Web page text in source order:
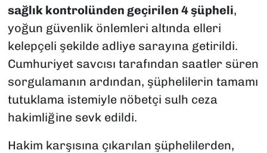
sağlık kontrolünden geçirilen 4 şüpheli,
yoğun güvenlik önlemleri altında elleri
kelepçeli şekilde adliye sarayına getirildi.
Cumhuriyet savcısı tarafından saatler süren
sorgulamanın ardından, şüphelilerin tamamı
tutuklama istemiyle nöbetçi sulh ceza
hakimliğine sevk edildi.
Hakim karşısına çıkarılan şüphelilerden,